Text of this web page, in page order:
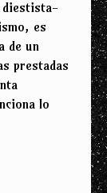
diestista-
es
de un
prestadas
lo